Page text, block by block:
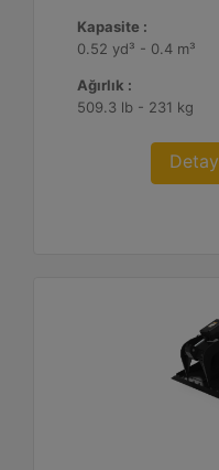
Kapasite :
0.52 yd³ - 0.4 m³
Ağırlık :
509.3 lb - 231 kg
Detay